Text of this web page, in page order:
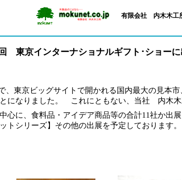
有限会社 内木木工
東京インターナショナルギフト･ショー
、東京ビッグサイトで開かれる国内最大の見本市
になりました。 これにともない、当社 内木木
心に、食料品・アイデア商品等の合計11社か
トシリーズ】その他の出展を予定しております